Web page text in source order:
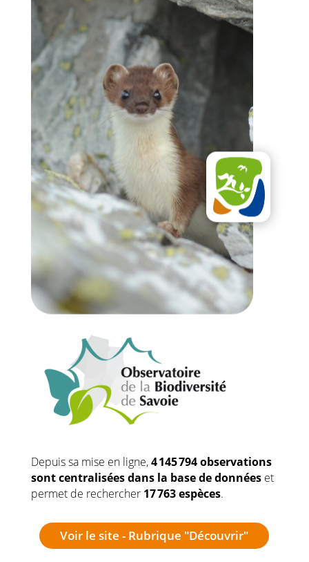
Depuis sa mise en ligne,4 145 794 observations
sont centralisées dans la base de donnéeset
permet de rechercher 17 763 espèces.
Voir le site - Rubrique "Découvrir"